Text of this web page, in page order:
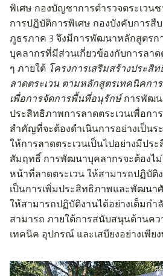
พิเศษ กองบัญชาการตำรวจตระเวน
การปฏิบัติการพิเศษ กองบังคับการสื
ภูธรภาค 3จึงมีการพัฒนาหลักสูตรก
บุคลากรที่มีส่วนเกี่ยวข้องกับการลาด
ๆ ภายใต้ โครงการเสริมสร้างประสิ
ลาดตระเวน ตามหลักสูตรเทคนิคกา
เพื่อการจัดการพื้นที่อนุรักษ์ การพัฒน
ประสิทธิภาพการลาดตระเวนเพื่อกา
สำคัญที่จะต้องดำเนินการอย่างเป็นร
ให้การลาดตระเวนเป็นไปอย่างมีปร
สัมฤทธิ์ การพัฒนาบุคลากรจะต้องไม่
หน้าที่ลาดตระเวนให้สามารถปฏิบัติ
เป็นการเพิ่มประสิทธิภาพและพัฒนา
ให้สามารถปฏิบัติงานได้อย่างเต็มกำ
สามารถ ภายใต้การสนับสนุนด้านคว
เทคนิค อุปกรณ์ และเสบียงอย่างเพีย